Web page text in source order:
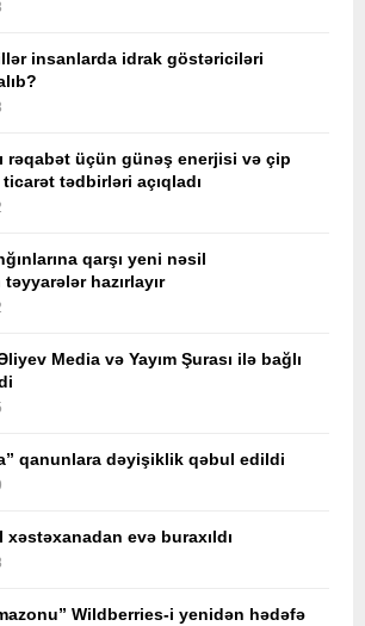
insanlarda idrak göstəriciləri
rəqabət üçün günəş enerjisi və çip
tədbirləri açıqladı
qarşı yeni nəsil
hazırlayır
Media və Yayım Şurası ilə bağlı
qanunlara dəyişiklik qəbul edildi
evə buraxıldı
Wildberries-i yenidən hədəfə